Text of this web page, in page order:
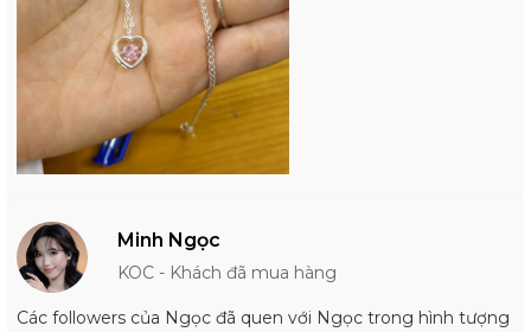
Minh Ngọc
KOC - Khách đã mua hàng
Các followers của Ngọc đã quen với Ngọc trong hình tượng